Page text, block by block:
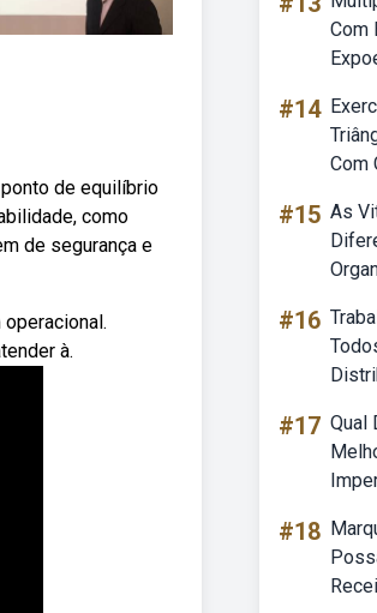
de equilíbrio
como
de segurança e
à.
Com
#14
Com
#15 As
#16
#17 Qual
#18